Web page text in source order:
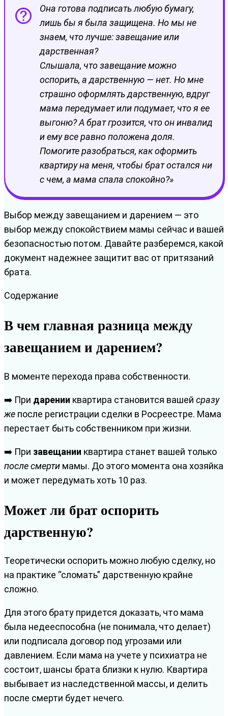
Она готова подписать любую бумагу,
лишь бы я была защищена. Но мы не
знаем, что лучше: завещание или
дарственная?
Слышала, что завещание можно
оспорить, а дарственную — нет. Но мне
страшно оформлять дарственную, вдруг
мама передумает или подумает, что я ее
выгоню? А брат грозится, что он инвалид
и ему все равно положена доля.
Помогите разобраться, как оформить
квартиру на меня, чтобы брат остался ни
с чем, а мама спала спокойно?»
Выбор между завещанием и дарением — это
выбор между спокойствием мамы сейчас и вашей
безопасностью потом. Давайте разберемся, какой
документ надежнее защитит вас от притязаний
брата.
Содержание
В чем главная разница между
завещанием и дарением?
В моменте перехода права собственности.
➡️ При дарении квартира становится вашей сразу
же после регистрации сделки в Росреестре. Мама
перестает быть собственником при жизни.
➡️ При завещании квартира станет вашей только
после смерти мамы. До этого момента она хозяйка
и может передумать хоть 10 раз.
Может ли брат оспорить
дарственную?
Теоретически оспорить можно любую сделку, но
на практике “сломать” дарственную крайне
сложно.
Для этого брату придется доказать, что мама
была недееспособна (не понимала, что делает)
или подписала договор под угрозами или
давлением. Если мама на учете у психиатра не
состоит, шансы брата близки к нулю. Квартира
выбывает из наследственной массы, и делить
после смерти будет нечего.